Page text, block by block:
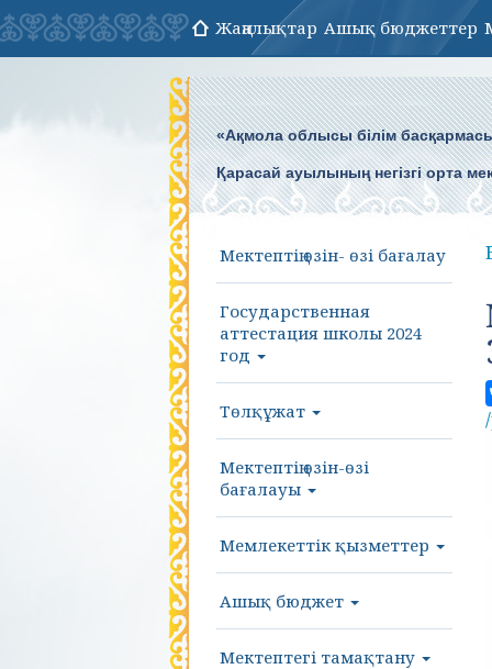
Жаңалықтар Ашық бюджеттер
«Ақмола облысы білім
Қарасай ауылының негізгі орта
Мектептің өзін- өзі бағалау
Государственная
аттестация школы 2024
год
Төлқұжат
Мектептің өзін-өзі
бағалауы
Мемлекеттік қызметтер
Ашық бюджет
Мектептегі тамақтану